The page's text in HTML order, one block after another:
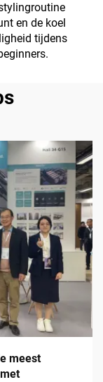
en de koel
tijdens
meest